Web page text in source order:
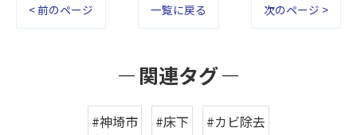
< 前のページ 一覧に戻る 次のページ >
関連タグ
#神埼市 #床下 #カビ除去